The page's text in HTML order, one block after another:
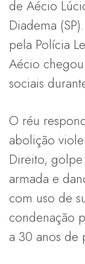
de Aécio
Diadema
pela Polícia
Aécio
sociais
O réu
abolição
Direito, golpe
armada e
com uso de
condenação
a 30 anos de